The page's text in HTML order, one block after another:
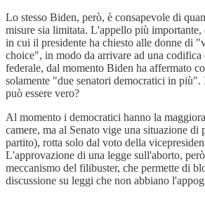
Lo stesso Biden, però, è consapevole di
misure sia limitata. L'appello più importante,
in cui il presidente ha chiesto alle donne di
choice", in modo da arrivare ad una
federale, dal momento Biden ha affermato
solamente "due senatori democratici in più".
può essere vero?
Al momento i democratici hanno la
camere, ma al Senato vige una situazione di
partito), rotta solo dal voto della
L'approvazione di una legge sull'aborto,
meccanismo del filibuster, che permette di
discussione su leggi che non abbiano